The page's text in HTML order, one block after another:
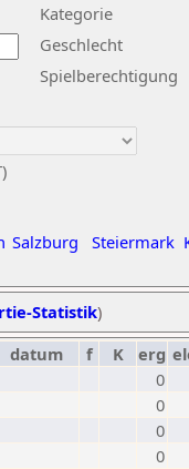
Kategorie
Geschlecht
Spielberechtigung
Salzburg Steiermark
Statistik)
datum f K erg
0
0
0
0